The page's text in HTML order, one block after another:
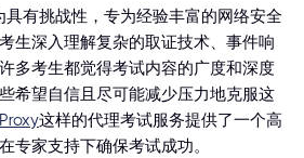
有挑战性，专为经验丰富的网络安全
生深入理解复杂的取证技术、事件响
多考生都觉得考试内容的广度和深度
希望自信且尽可能减少压力地克服这
这样的代理考试服务提供了一个高
专家支持下确保考试成功。